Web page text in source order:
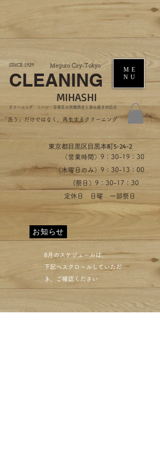
SINCE 1929
CLEANING
Meguro City-Tokyo
MIHASHI
​クリーニング ミハシ・目黒区の衣類再生と染み抜き対応店
ME
NU
​東京都目黒区目黒本町5-24-2
（営業時間）​9：30-19：30
（木曜日のみ）9：30-13：00
​(祭日）9：30-17：30
​定休日 日曜 一部祭日
お知らせ
​8月のスケジュールは、
下記へスクロールしていただ
き、ご確認ください​
​「洗う」だけではなく、再生するクリーニング